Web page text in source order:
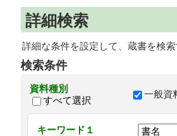
詳細検索
詳細な条件を設定して、蔵書を検索
検索条件
資料種別
すべて選択
一般資
キーワード１